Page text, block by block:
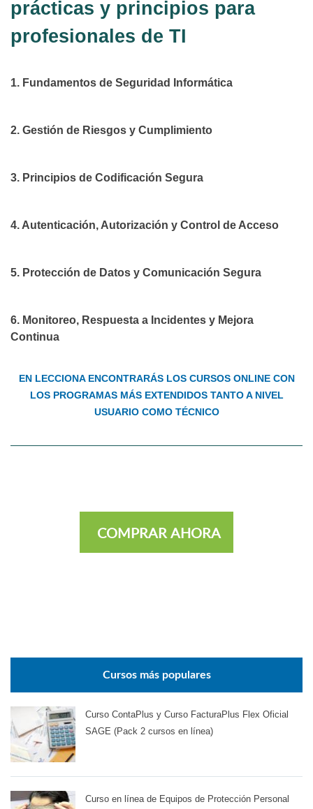
prácticas y principios para
profesionales de TI
1. Fundamentos de Seguridad Informática
2. Gestión de Riesgos y Cumplimiento
3. Principios de Codificación Segura
4. Autenticación, Autorización y Control de Acceso
5. Protección de Datos y Comunicación Segura
6. Monitoreo, Respuesta a Incidentes y Mejora
Continua
EN LECCIONA ENCONTRARÁS LOS CURSOS ONLINE CON
LOS PROGRAMAS MÁS EXTENDIDOS TANTO A NIVEL
USUARIO COMO TÉCNICO
COMPRAR AHORA
Cursos más populares
Curso ContaPlus y Curso FacturaPlus Flex Oficial
SAGE (Pack 2 cursos en línea)
Curso en línea de Equipos de Protección Personal